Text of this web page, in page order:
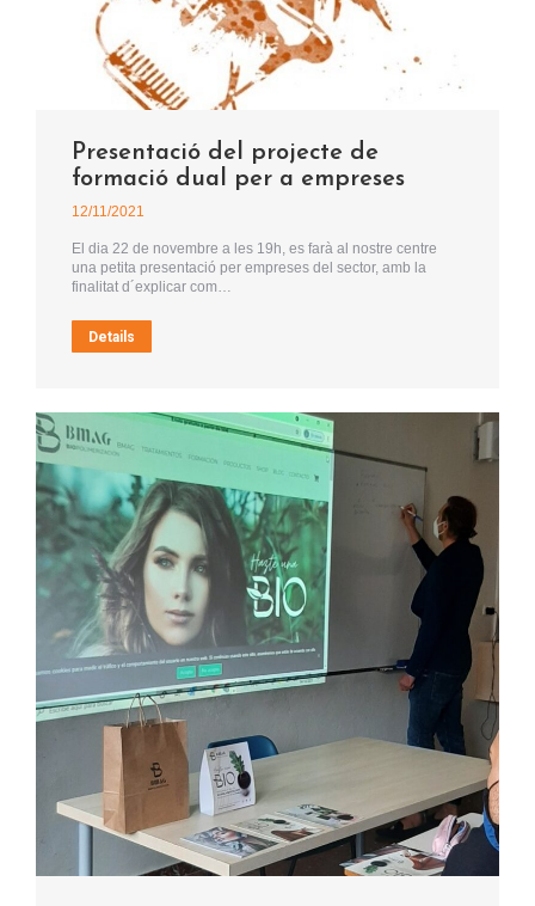
Presentació del projecte de
formació dual per a empreses
12/11/2021
El dia 22 de novembre a les 19h, es farà al nostre centre
una petita presentació per empreses del sector, amb la
finalitat d´explicar com…
Details